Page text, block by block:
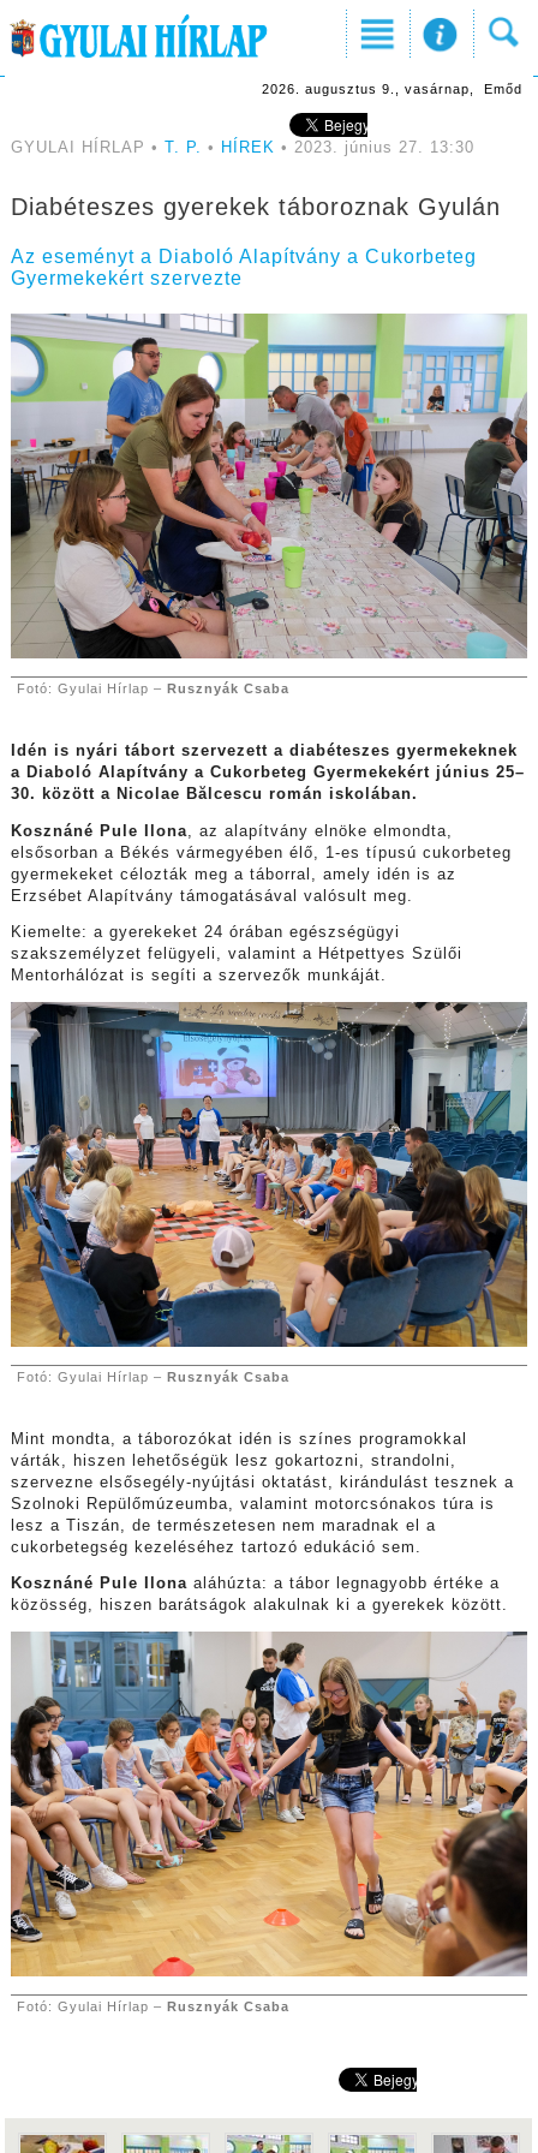
2026. augusztus 9., vasárnap, Emőd
GYULAI HÍRLAP • T. P. • HÍREK • 2023. június 27. 13:30
Diabéteszes gyerekek táboroznak Gyulán
Az eseményt a Diaboló Alapítvány a Cukorbeteg
Gyermekekért szervezte
Fotó: Gyulai Hírlap – Rusznyák Csaba
Idén is nyári tábort szervezett a diabéteszes gyermekeknek
a Diaboló Alapítvány a Cukorbeteg Gyermekekért június 25–
30. között a Nicolae Bălcescu román iskolában.
Kosznáné Pule Ilona , az alapítvány elnöke elmondta,
elsősorban a Békés vármegyében élő, 1-es típusú cukorbeteg
gyermekeket célozták meg a táborral, amely idén is az
Erzsébet Alapítvány támogatásával valósult meg.
Kiemelte: a gyerekeket 24 órában egészségügyi
szakszemélyzet felügyeli, valamint a Hétpettyes Szülői
Mentorhálózat is segíti a szervezők munkáját.
Fotó: Gyulai Hírlap – Rusznyák Csaba
Mint mondta, a táborozókat idén is színes programokkal
várták, hiszen lehetőségük lesz gokartozni, strandolni,
szervezne elsősegély-nyújtási oktatást, kirándulást tesznek a
Szolnoki Repülőmúzeumba, valamint motorcsónakos túra is
lesz a Tiszán, de természetesen nem maradnak el a
cukorbetegség kezeléséhez tartozó edukáció sem.
Kosznáné Pule Ilona aláhúzta: a tábor legnagyobb értéke a
közösség, hiszen barátságok alakulnak ki a gyerekek között.
Fotó: Gyulai Hírlap – Rusznyák Csaba